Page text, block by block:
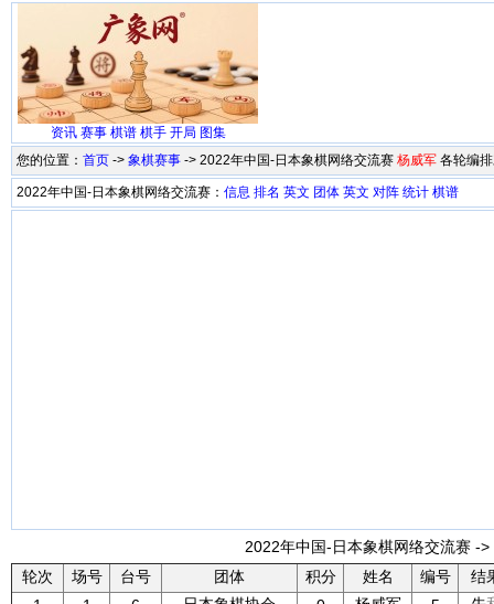
资讯 赛事 棋谱 棋手 开局 图集
您的位置： 首页 -> 象棋赛事 -> 2022年中国-日本象棋网络交流赛 杨威军 各轮编
2022年中国-日本象棋网络交流赛： 信息 排名 英文 团体 英文 对阵 统计 棋谱
2022年中国-日本象棋网络交流赛 ->
轮次
场号 台号 团体 积分 姓名 编号
结